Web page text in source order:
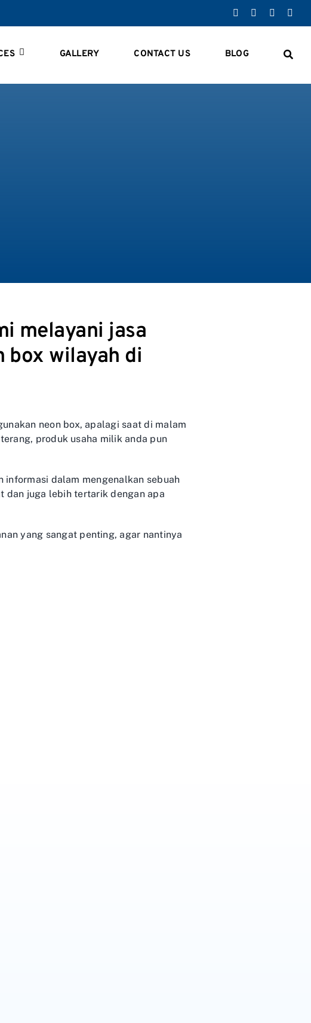
GALLERY CONTACT US BLOG
melayani jasa
box wilayah di
neon box, apalagi saat di malam
produk usaha milik anda pun
dalam mengenalkan sebuah
dan juga lebih tertarik dengan apa
yang sangat penting, agar nantinya